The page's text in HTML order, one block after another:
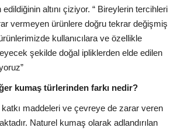
altını çiziyor. “ Bireylerin tercihleri
vermeyen ürünlere doğru tekrar değişmiş
kullanıcılara ve özellikle
şekilde doğal ipliklerden elde edilen
kumaş türlerinden farkı nedir?
maddeleri ve çevreye de zarar veren
Naturel kumaş olarak adlandırılan